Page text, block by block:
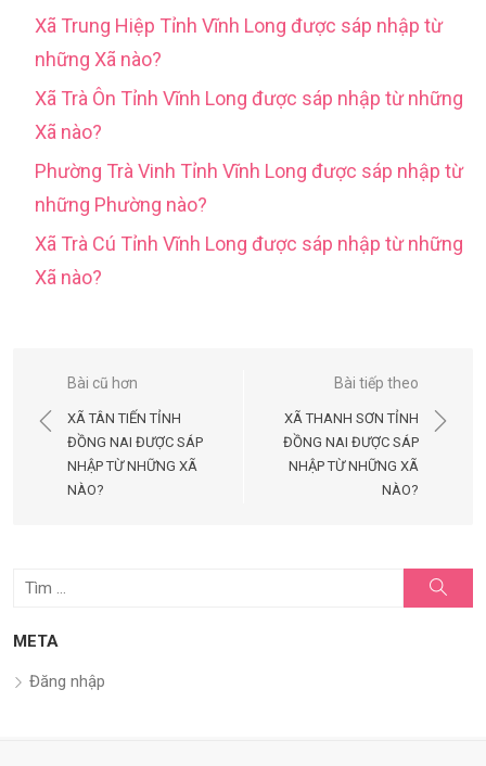
Xã Trung Hiệp Tỉnh Vĩnh Long được sáp nhập từ
những Xã nào?
Xã Trà Ôn Tỉnh Vĩnh Long được sáp nhập từ những
Xã nào?
Phường Trà Vinh Tỉnh Vĩnh Long được sáp nhập từ
những Phường nào?
Xã Trà Cú Tỉnh Vĩnh Long được sáp nhập từ những
Xã nào?
Điều
hướng
viết
Bài cũ hơn
XÃ TÂN TIẾN TỈNH
ĐỒNG NAI ĐƯỢC SÁP
NHẬP TỪ NHỮNG XÃ
NÀO?
Bài tiếp theo
XÃ THANH SƠN TỈNH
ĐỒNG NAI ĐƯỢC SÁP
NHẬP TỪ NHỮNG XÃ
NÀO?
Tìm
quả
kiếm
META
Đăng nhập